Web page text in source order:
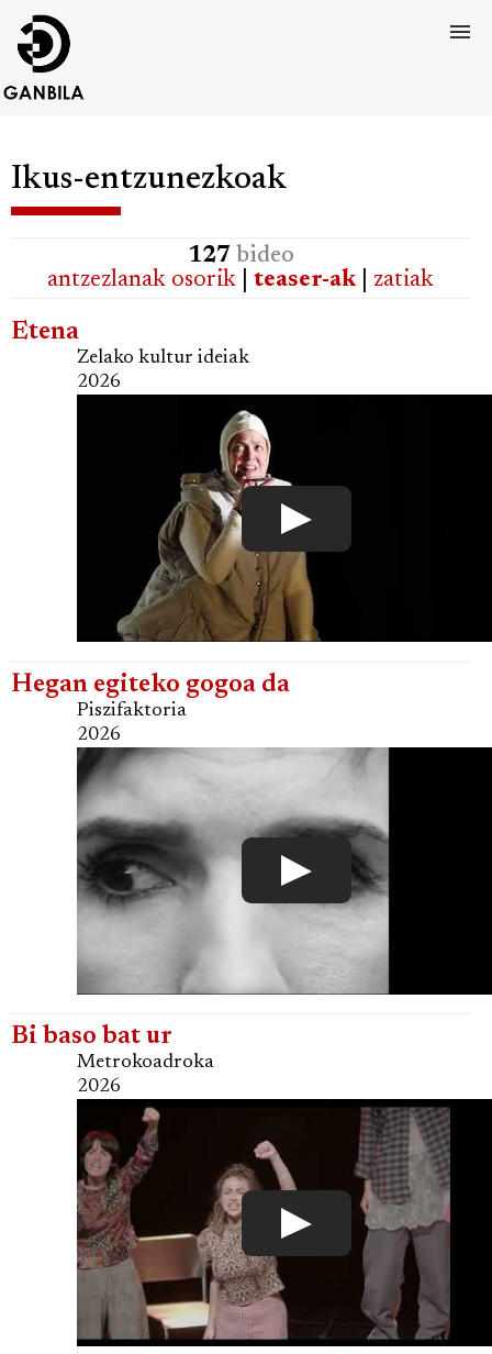
Ikus-entzunezkoak
127 bideo
antzezlanak osorik
teaser-ak| zatiak
Etena
Zelako kultur ideiak
2026
Hegan egiteko gogoa da
Piszifaktoria
2026
Bi baso bat ur
Metrokoadroka
2026